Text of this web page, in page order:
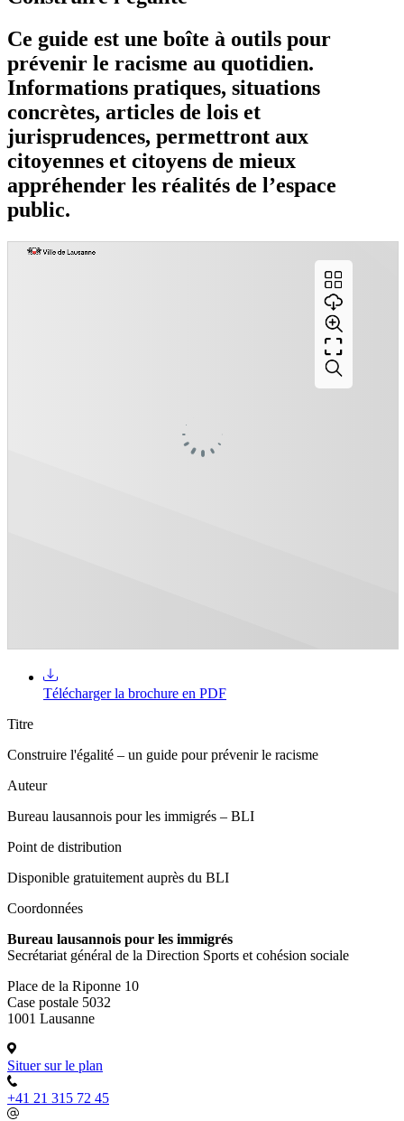
Ce guide est une boîte à outils pour
prévenir le racisme au quotidien.
Informations pratiques, situations
concrètes, articles de lois et
jurisprudences, permettront aux
citoyennes et citoyens de mieux
appréhender les réalités de l’espace
public.
Télécharger la brochure en PDF
Titre
Construire l'égalité – un guide pour prévenir le racisme
Auteur
Bureau lausannois pour les immigrés – BLI
Point de distribution
Disponible gratuitement auprès du BLI
Coordonnées
Bureau lausannois pour les immigrés
Secrétariat général de la Direction Sports et cohésion sociale
Place de la Riponne 10
Case postale 5032
1001 Lausanne
Situer sur le plan
+41 21 315 72 45